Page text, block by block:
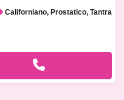
Californiano, Prostatico, Tantra